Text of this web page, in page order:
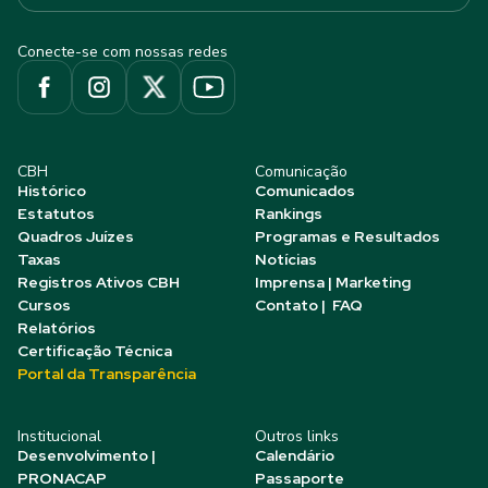
Conecte-se com nossas redes
CBH
Histórico
Estatutos
Quadros Juízes
Taxas
Registros Ativos CBH
Cursos
Relatórios
Certificação Técnica
Portal da Transparência
Comunicação
Comunicados
Rankings
Programas e Resultados
Notícias
Imprensa | Marketing
Contato | FAQ
Institucional
Desenvolvimento |
PRONACAP
Outros links
Calendário
Passaporte